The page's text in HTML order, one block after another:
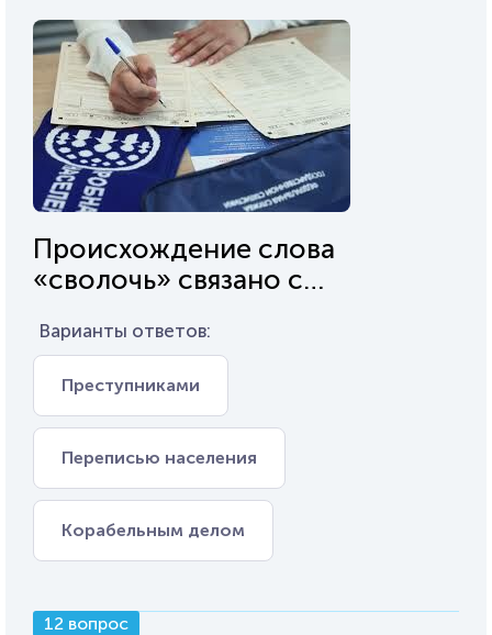
Происхождение слова
«сволочь» связано с…
Варианты ответов:
Преступниками
Переписью населения
Корабельным делом
12 вопрос